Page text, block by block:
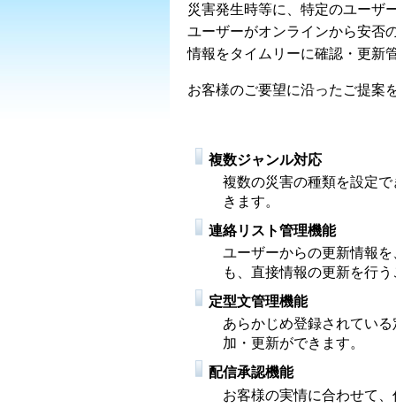
災害発生時等に、特定のユーザ
ユーザーがオンラインから安否
情報をタイムリーに確認・更新
お客様のご要望に沿ったご提案
複数ジャンル対応
複数の災害の種類を設定
きます。
連絡リスト管理機能
ユーザーからの更新情報
も、直接情報の更新を行
定型文管理機能
あらかじめ登録されてい
加・更新ができます。
配信承認機能
お客様の実情に合わせて